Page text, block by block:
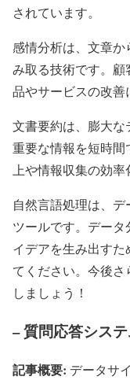
されています。
感情分析は、文章
み取る技術です。
品やサービスの改善
文書要約は、膨大な
重要な情報を短時
上や情報収集の効率
自然言語処理は、
ツールです。デー
イデアを生み出す
てください。今後
しましょう！
– 質問応答シス
記事概要: データサ